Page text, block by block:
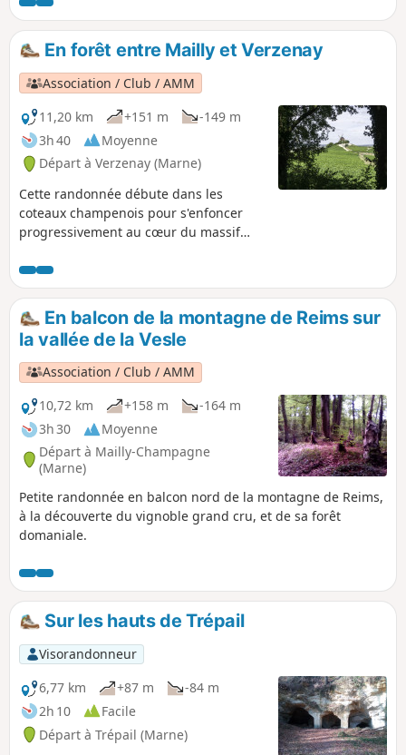
quelques centaines de mètres une portion
du Chemin de Compostelle.
En forêt entre Mailly et Verzenay
Association / Club / AMM
11,20 km
+151 m
-149 m
3h 40
Moyenne
Départ à Verzenay (Marne)
Cette randonnée débute dans les
coteaux champenois pour s'enfoncer
progressivement au cœur du massif
des sentiers très agréables. La fin du
parcours redescend du plateau forestier
pour terminer sur l'ancien CBR (Chemin
de la Banlieue Rémoise) avec une jolie
vue sur le village de Verzenay et ses
coteaux.
En balcon de la montagne de Reims sur
la vallée de la Vesle
Association / Club / AMM
10,72 km
+158 m
-164 m
3h 30
Moyenne
Départ à Mailly-Champagne
(Marne)
Petite randonnée en balcon nord de la montagne de Reims,
à la découverte du vignoble grand cru, et de sa forêt
domaniale.
Sur les hauts de Trépail
Visorandonneur
6,77 km
+87 m
-84 m
2h 10
Facile
Départ à Trépail (Marne)